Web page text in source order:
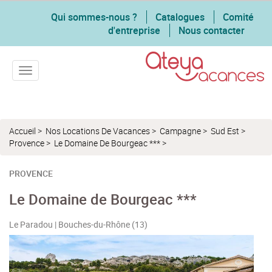
Qui sommes-nous ? Catalogues
Comité
d'entreprise
Nous contacter
Toggle navigation
Accueil > Nos Locations De Vacances> Campagne> Sud Est >
Provence> Le Domaine De Bourgeac ***>
PROVENCE
Le Domaine de Bourgeac ***
Le Paradou | Bouches-du-Rhône (13)